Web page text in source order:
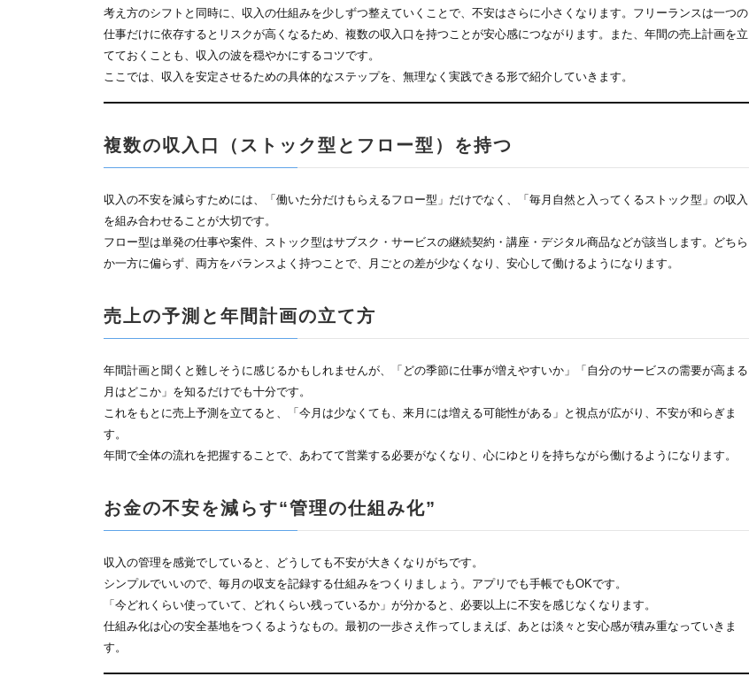
考え方のシフトと同時に、収入の仕組みを少しずつ整えていくことで、不安はさらに小さくなります。フリーランスは一つの
仕事だけに依存するとリスクが高くなるため、複数の収入口を持つことが安心感につながります。また、年間の売上計画を立
てておくことも、収入の波を穏やかにするコツです。
ここでは、収入を安定させるための具体的なステップを、無理なく実践できる形で紹介していきます。
複数の収入口（ストック型とフロー型）を持つ
収入の不安を減らすためには、「働いた分だけもらえるフロー型」だけでなく、「毎月自然と入ってくるストック型」の収入
を組み合わせることが大切です。
フロー型は単発の仕事や案件、ストック型はサブスク・サービスの継続契約・講座・デジタル商品などが該当します。どちら
か一方に偏らず、両方をバランスよく持つことで、月ごとの差が少なくなり、安心して働けるようになります。
売上の予測と年間計画の立て方
年間計画と聞くと難しそうに感じるかもしれませんが、「どの季節に仕事が増えやすいか」「自分のサービスの需要が高まる
月はどこか」を知るだけでも十分です。
これをもとに売上予測を立てると、「今月は少なくても、来月には増える可能性がある」と視点が広がり、不安が和らぎま
す。
年間で全体の流れを把握することで、あわてて営業する必要がなくなり、心にゆとりを持ちながら働けるようになります。
お金の不安を減らす“管理の仕組み化”
収入の管理を感覚でしていると、どうしても不安が大きくなりがちです。
シンプルでいいので、毎月の収支を記録する仕組みをつくりましょう。アプリでも手帳でもOKです。
「今どれくらい使っていて、どれくらい残っているか」が分かると、必要以上に不安を感じなくなります。
仕組み化は心の安全基地をつくるようなもの。最初の一歩さえ作ってしまえば、あとは淡々と安心感が積み重なっていきま
す。